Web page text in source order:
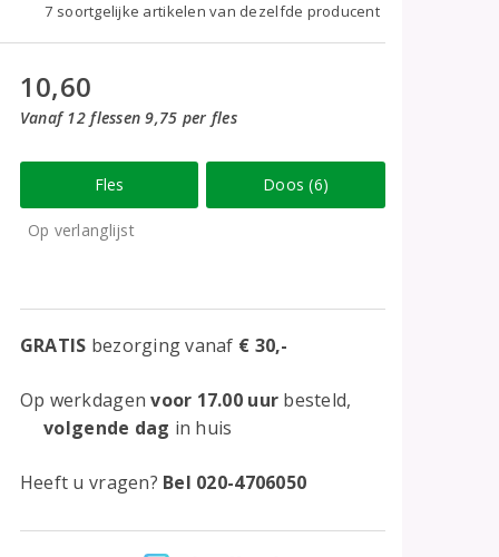
7 soortgelijke artikelen van dezelfde producent
10,60
Vanaf 12 flessen 9,75 per fles
Fles Doos (6)
Op verlanglijst
GRATIS bezorging vanaf € 30,-
Op werkdagenvoor 17.00 uur besteld,
volgende dag in huis
Heeft u vragen? Bel 020-4706050